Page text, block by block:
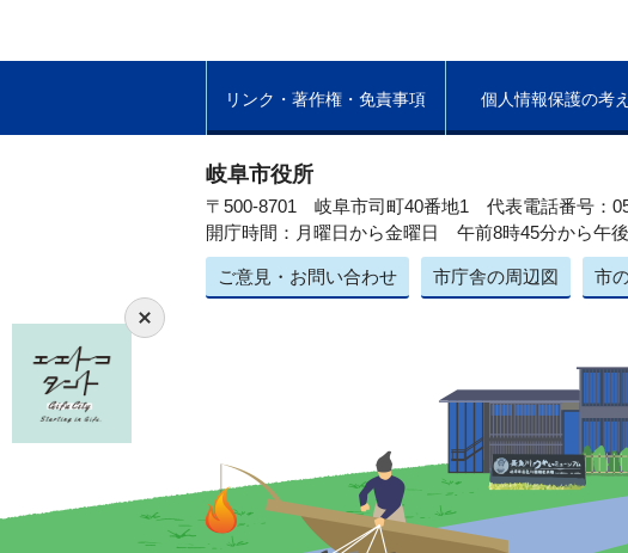
リンク・著作権・免責事項 個人情報保護の考
岐阜市役所
〒500-8701 岐阜市司町40番地1 代表電話番号：
開庁時間：月曜日から金曜日 午前8時45分から午
ご意見・お問い合わせ 市庁舎の周辺図 市